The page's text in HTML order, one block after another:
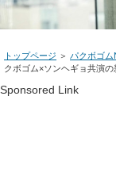
トップページ ＞ パクボゴ
クボゴム×ソンヘギョ共演の
Sponsored Link